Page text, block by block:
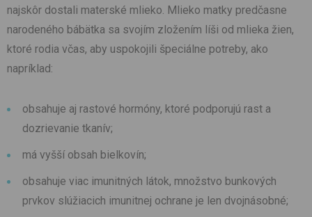
najskôr dostali materské mlieko. Mlieko matky predčasne
narodeného bábätka sa svojím zložením líši od mlieka žien,
ktoré rodia včas, aby uspokojili špeciálne potreby, ako
napríklad:
obsahuje aj rastové hormóny, ktoré podporujú rast a
dozrievanie tkanív;
má vyšší obsah bielkovín;
obsahuje viac imunitných látok, množstvo bunkových
prvkov slúžiacich imunitnej ochrane je len dvojnásobné;